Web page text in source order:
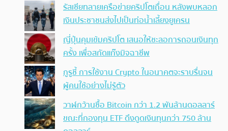
รัสเซียทลายเครือข่ายคริปโตเถื่อน หลังพบหลอก
เงินประชาชนส่งไปเป็นท่อน้ำเลี้ยงยูเครน
ญี่ปุ่นคุมเข้มคริปโต เสนอให้ชะลอการถอนเงินทุก
ครั้ง เพื่อสกัดแก๊งมิจฉาชีพ
กูรูชี้ การใช้งาน Crypto ในอนาคตจะราบรื่นจน
ผู้คนใช้อย่างไม่รู้ตัว
วาฬกว้านซื้อ Bitcoin กว่า 1.2 พันล้านดอลลาร์
ขณะที่กองทุน ETF ดึงดูดเงินทุนกว่า 750 ล้าน